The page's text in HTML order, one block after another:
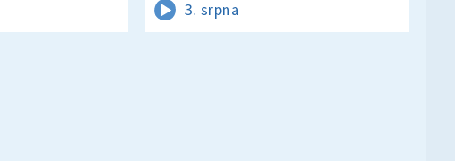
3. srpna